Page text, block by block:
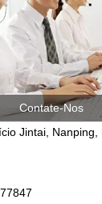
Contate-Nos
Jintai, Nanping,